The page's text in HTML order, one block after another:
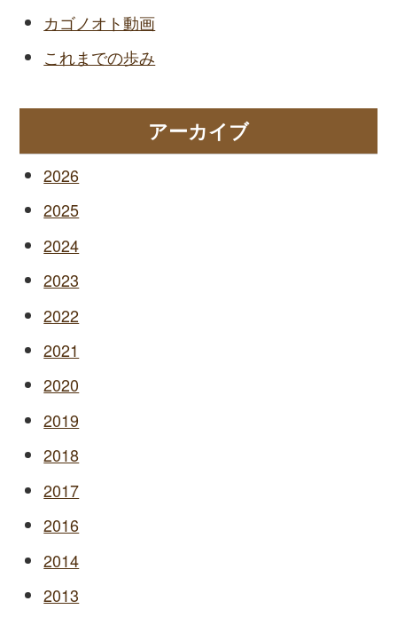
カゴノオト動画
これまでの歩み
アーカイブ
2026
2025
2024
2023
2022
2021
2020
2019
2018
2017
2016
2014
2013